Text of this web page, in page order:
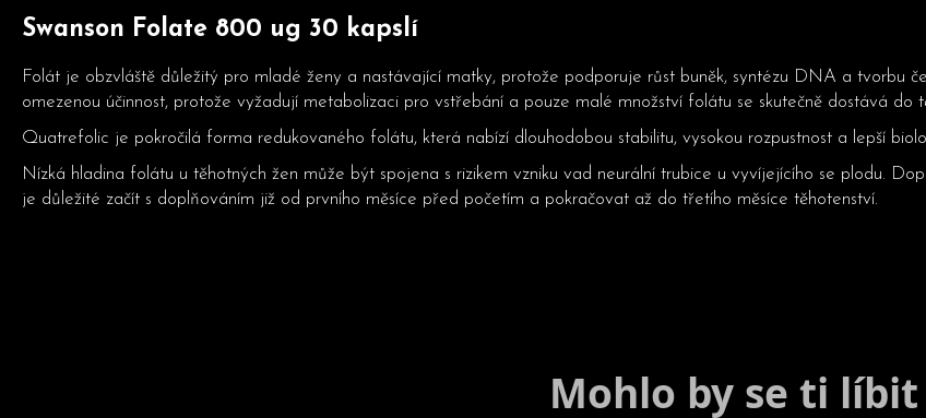
Swanson Folate 800 ug 30 kapslí
Folát je obzvláště důležitý pro mladé ženy a nastávající matky, protože podporuje růst buněk, syntézu DNA a tvorbu
omezenou účinnost, protože vyžadují metabolizaci pro vstřebání a pouze malé množství folátu se skutečně dostává do
Quatrefolic je pokročilá forma redukovaného folátu, která nabízí dlouhodobou stabilitu, vysokou rozpustnost a lepší
Nízká hladina folátu u těhotných žen může být spojena s rizikem vzniku vad neurální trubice u vyvíjejícího se plodu.
je důležité začít s doplňováním již od prvního měsíce před početím a pokračovat až do třetího měsíce těhotenství.